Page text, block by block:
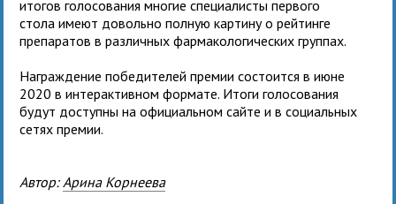
итогов голосования многие специалисты первого
стола имеют довольно полную картину о рейтинге
препаратов в различных фармакологических группах.
Награждение победителей премии состоится в июне
2020 в интерактивном формате. Итоги голосования
будут доступны на официальном сайте и в социальных
сетях премии.
Автор:Арина Корнеева